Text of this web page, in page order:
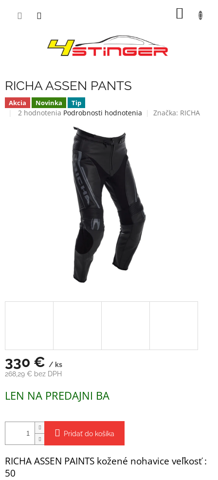
RICHA ASSEN PANTS
Akcia Novinka Tip
Priemerné
2 hodnotenia Podrobnosti hodnotenia Značka: RICHA
330 € / ks
268,29 € bez DPH
cena:
LEN NA PREDAJNI BA
Pridať do košíka
RICHA ASSEN PAINTS kožené nohavice veľkosť :
50